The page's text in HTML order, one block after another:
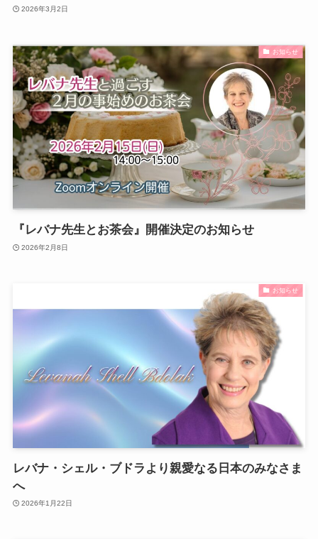
2026年3月2日
お知らせ
『レバナ先生とお茶会』開催決定のお知らせ
2026年2月8日
お知らせ
レバナ・シェル・ブドラより親愛なる日本のみなさま
へ
2026年1月22日